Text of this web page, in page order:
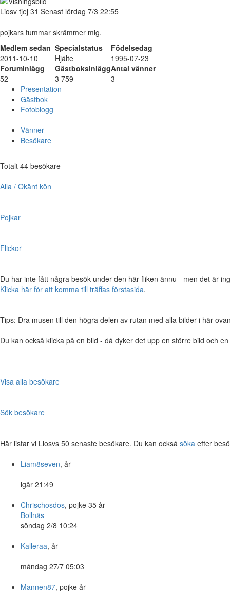
Liosv tjej 31 Senast lördag 7/3 22:55
pojkars tummar skrämmer mig.
Medlem sedan Specialstatus
Födelsedag
2011-10-10
Hjälte
1995-07-23
Foruminlägg
GästboksinläggAntal vänner
52
3 759
3
Presentation
Gästbok
Fotoblogg
Vänner
Besökare
Totalt 44 besökare
Alla / Okänt kön
Pojkar
Flickor
Du har inte fått några besök under den här fliken ännu - men det är
Klicka här för att komma till träffas förstasida.
Tips: Dra musen till den högra delen av rutan med alla bilder i här
Du kan också klicka på en bild - då dyker det upp en större bild och
Visa alla besökare
Sök besökare
Här listar vi Liosvs 50 senaste besökare. Du kan också söka efter
Liam8seven, år
igår 21:49
Chrischosdos, pojke 35 år
Bollnäs
söndag 2/8 10:24
Kalleraa, år
måndag 27/7 05:03
Mannen87, pojke år